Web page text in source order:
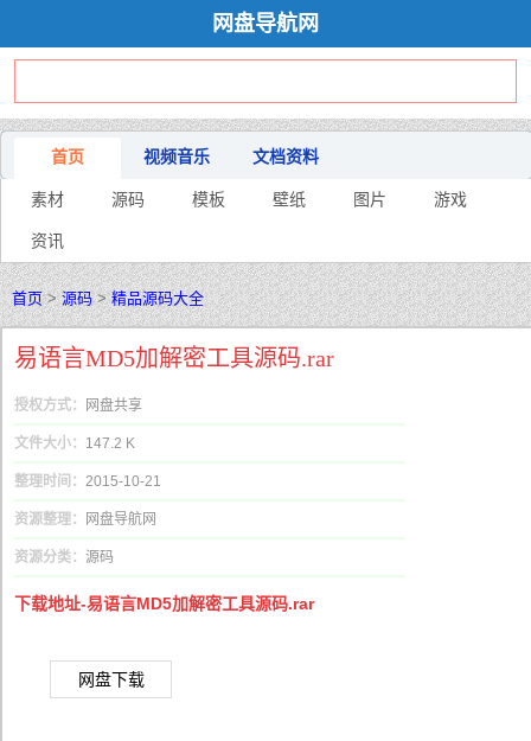
网盘导航网
首页 视频音乐 文档资料
素材 源码 模板 壁纸 图片 游戏
资讯
首页>源码>精品源码大全
易语言MD5加解密工具源码.rar
授权方式： 网盘共享
文件大小： 147.2 K
整理时间： 2015-10-21
资源整理： 网盘导航网
资源分类： 源码
下载地址-易语言MD5加解密工具源码.rar
网盘下载